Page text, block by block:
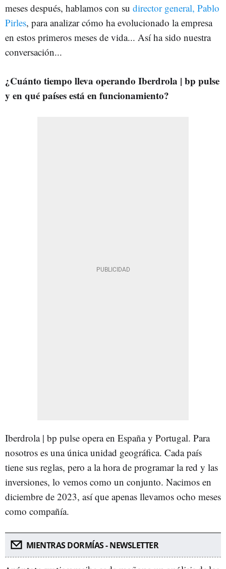
meses después, hablamos con su director general, Pablo
Pirles, para analizar cómo ha evolucionado la empresa
en estos primeros meses de vida... Así ha sido nuestra
conversación...
¿Cuánto tiempo lleva operando Iberdrola | bp pulse
y en qué países está en funcionamiento?
Iberdrola | bp pulse opera en España y Portugal. Para
nosotros es una única unidad geográfica. Cada país
tiene sus reglas, pero a la hora de programar la red y las
inversiones, lo vemos como un conjunto. Nacimos en
diciembre de 2023, así que apenas llevamos ocho meses
como compañía.
MIENTRAS DORMÍAS - NEWSLETTER